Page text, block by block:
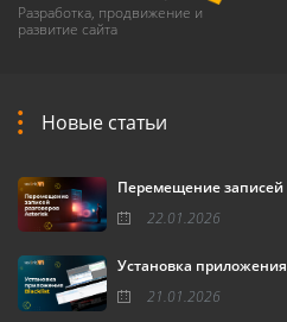
Разработка, продвижение и
развитие сайта
Новые статьи
Перемещение записей
22.01.2026
Установка
21.01.2026